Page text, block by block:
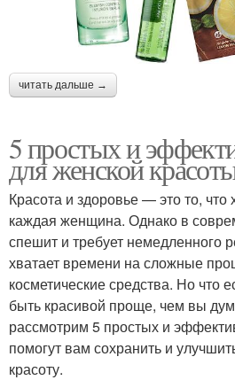
читать дальше →
5 простых и
для женской
Красота и здоровье — это то, что
каждая женщина. Однако в
спешит и требует немедленного
хватает времени на сложные
косметические средства. Но что
быть красивой проще, чем вы
рассмотрим 5 простых и
помогут вам сохранить и
красоту.